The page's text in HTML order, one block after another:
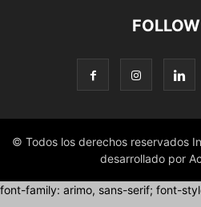
© Todos los derechos reservados
desarrollado por
font-family: arimo, sans-serif; font-